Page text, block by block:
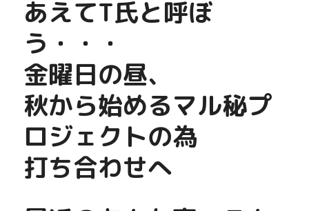
あえてT氏と呼ぼ
う・・・
金曜日の昼、
秋から始めるマル秘プ
ロジェクトの為
打ち合わせへ